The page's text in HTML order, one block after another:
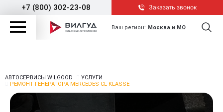
+7 (800) 302-23-08 Заказать звонок
Ваш регион: Москва и МО
АВТОСЕРВИСЫ WILGOOD
УСЛУГИ
РЕМОНТ ГЕНЕРАТОРА MERCEDES CL-KLASSE